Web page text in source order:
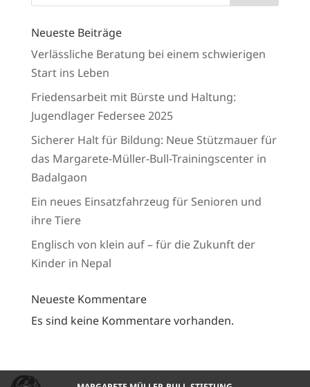
Neueste Beiträge
Verlässliche Beratung bei einem schwierigen
Start ins Leben
Friedensarbeit mit Bürste und Haltung:
Jugendlager Federsee 2025
Sicherer Halt für Bildung: Neue Stützmauer für
das Margarete-Müller-Bull-Trainingscenter in
Badalgaon
Ein neues Einsatzfahrzeug für Senioren und
ihre Tiere
Englisch von klein auf – für die Zukunft der
Kinder in Nepal
Neueste Kommentare
Es sind keine Kommentare vorhanden.